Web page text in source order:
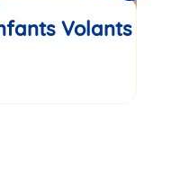
Volants